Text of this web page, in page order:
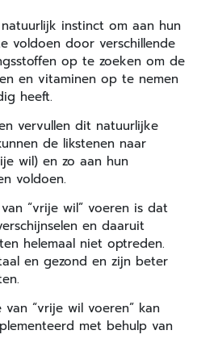
instinct om aan hun
voldoen door verschillende
op te zoeken om de
en vitaminen op te nemen
heeft.
vervullen dit natuurlijke
de likstenen naar
wil) en zo aan hun
voldoen.
“vrije wil” voeren is dat
en daaruit
helemaal niet optreden.
en gezond en zijn beter
“vrije wil voeren” kan
met behulp van